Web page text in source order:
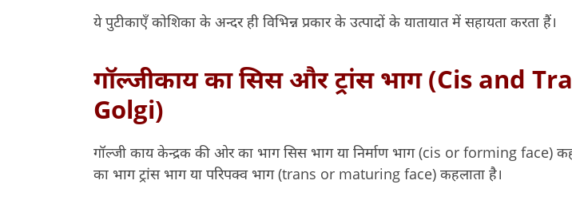
ये पुटीकाएँ कोशिका के अन्दर ही विभिन्न प्रकार के उत्पादों के यातायात में सहायता करता हैं।
गॉल्जीकाय का सिस और ट्रांस भाग (Cis and
Golgi)
गॉल्जी काय केन्द्रक की ओर का भाग सिस भाग या निर्माण भाग (cis or forming face)
का भाग ट्रांस भाग या परिपक्व भाग (trans or maturing face) कहलाता है।